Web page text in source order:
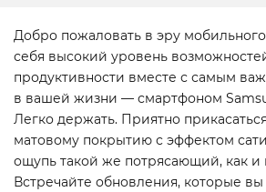
Добро пожаловать в эру
себя высокий уровень
продуктивности вместе с самым
в вашей жизни — смартфоном
Легко держать. Приятно
матовому покрытию с эффектом
ощупь такой же потрясающий, как и
Встречайте обновления, которые